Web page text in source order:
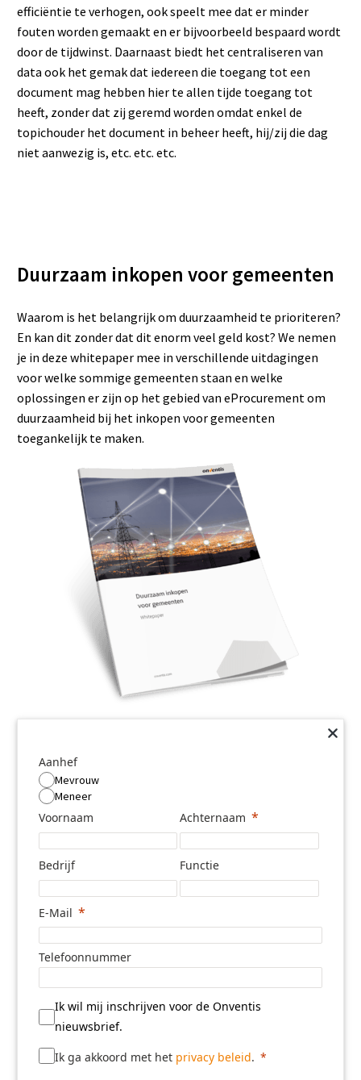
efficiëntie te verhogen, ook speelt mee dat er minder
fouten worden gemaakt en er bijvoorbeeld bespaard wordt
door de tijdwinst. Daarnaast biedt het centraliseren van
data ook het gemak dat iedereen die toegang tot een
document mag hebben hier te allen tijde toegang tot
heeft, zonder dat zij geremd worden omdat enkel de
topichouder het document in beheer heeft, hij/zij die dag
niet aanwezig is, etc. etc. etc.
Duurzaam inkopen voor gemeenten
Waarom is het belangrijk om duurzaamheid te prioriteren?
En kan dit zonder dat dit enorm veel geld kost? We nemen
je in deze whitepaper mee in verschillende uitdagingen
voor welke sommige gemeenten staan en welke
oplossingen er zijn op het gebied van eProcurement om
duurzaamheid bij het inkopen voor gemeenten
toegankelijk te maken.
Aanhef
Mevrouw
Meneer
Voornaam Achternaam
Bedrijf Functie
E-Mail
Telefoonnummer
Ik wil mij inschrijven voor de Onventis
nieuwsbrief.
Ik ga akkoord met het privacy beleid.